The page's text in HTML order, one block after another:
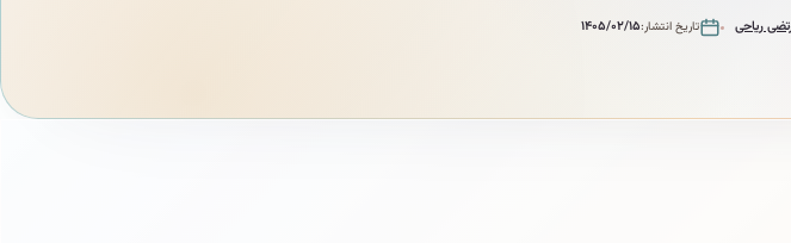
ریاحی تاریخ انتشار ۱۴۰۵/۰۲/۱۵